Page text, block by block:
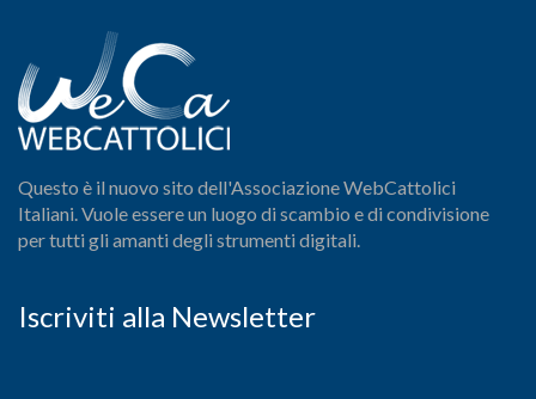
Questo è il nuovo sito dell'Associazione WebCattolici
Italiani. Vuole essere un luogo di scambio e di condivisione
per tutti gli amanti degli strumenti digitali.
Iscriviti alla Newsletter